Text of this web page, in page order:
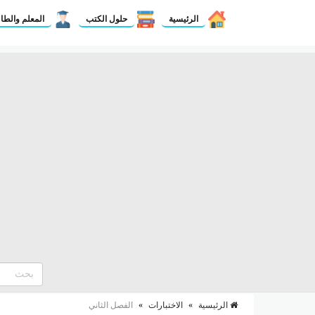
الرئيسية حلول الكتب المعلم
الرئيسية » الاختبارات » الفصل الثاني